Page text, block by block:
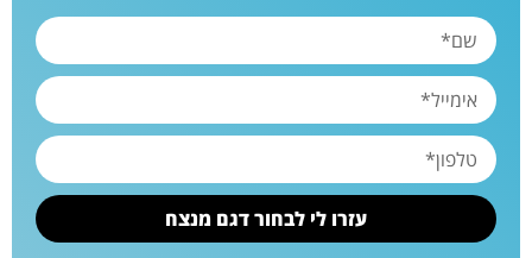
עזרו לי לבחור דגם מנצח